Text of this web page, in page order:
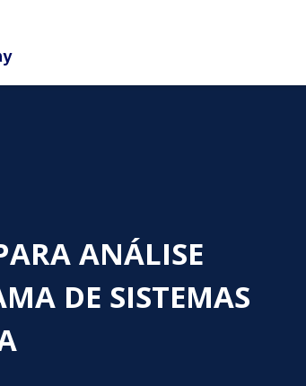
ANÁLISE
DE SISTEMAS